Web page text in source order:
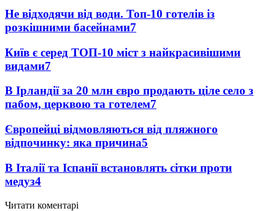
Не відходячи від води. Топ-10 готелів із
розкішними басейнами7
Київ є серед ТОП-10 міст з найкрасивішими
видами7
В Ірландії за 20 млн євро продають ціле село з
пабом, церквою та готелем7
Європейці відмовляються від пляжного
відпочинку: яка причина5
В Італії та Іспанії встановлять сітки проти
медуз4
Читати коментарі